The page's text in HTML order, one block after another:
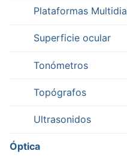
Plataformas
Superficie ocular
Tonómetros
Topógrafos
Ultrasonidos
Óptica